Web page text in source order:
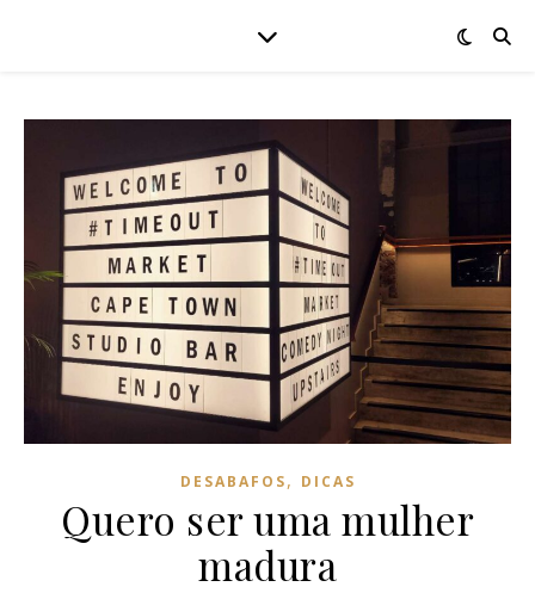
DESABAFOS, DICAS
Quero ser uma mulher
madura